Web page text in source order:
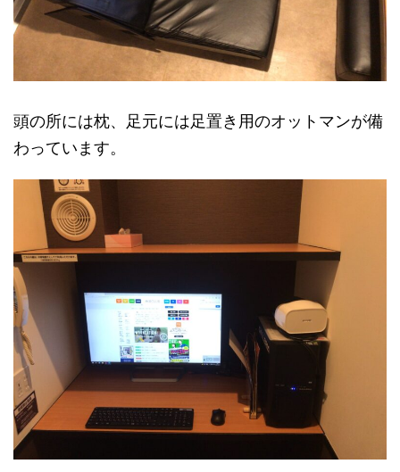
頭の所には枕、足元には足置き用のオットマンが備
わっています。